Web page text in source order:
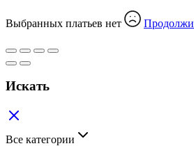
Выбранных платьев нет
Искать
Все категории